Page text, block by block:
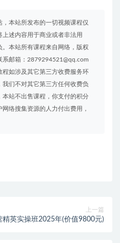
本站所发布的一切视频课程仅
述内容用于商业或者非法用
本站所有课程来自网络，版权
邮箱：2879294521@qq.com
如涉及其它第三方收费服务环
们不对其它第三方任何收费负
站不出售课程，你支付的积分
络搜集资源的人力付出费用，
上一篇
精英实操班2025年(价值9800元)